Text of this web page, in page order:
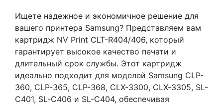
Ищете надежное и экономичное решение для
вашего принтера Samsung? Представляем вам
картридж NV Print CLT-R404/406, который
гарантирует высокое качество печати и
длительный срок службы. Этот картридж
идеально подходит для моделей Samsung CLP-
360, CLP-365, CLP-368, CLX-3300, CLX-3305, SL-
C401, SL-C406 и SL-C404, обеспечивая